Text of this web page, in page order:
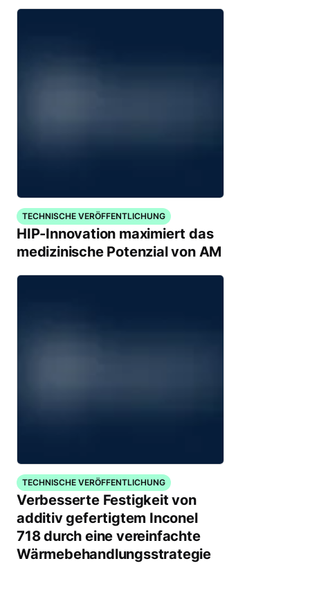
TECHNISCHE VERÖFFENTLICHUNG
HIP-Innovation maximiert das
medizinische Potenzial von AM
TECHNISCHE VERÖFFENTLICHUNG
Verbesserte Festigkeit von
additiv gefertigtem Inconel
718 durch eine vereinfachte
Wärmebehandlungsstrategie